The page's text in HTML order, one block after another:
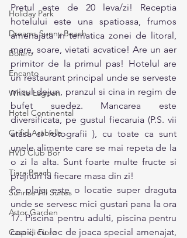
Holiday Park
Dreams Sunny Beach
Bolero
Encanto
White Lagoon
Hotel Continental
Grifid Arabella
HVD Club Bor
Tiara Beach
Sunrise All Suites
Astor Garden
Casa di Fiore
Pretul este de 20 leva/zi! Receptia
hotelului este una spatioasa, frumos
amenajata in tematica zonei de litoral,
mare, soare, vietati acvatice! Are un aer
primitor de la primul pas! Hotelul are
un restaurant principal unde se serveste
micul-dejun, pranzul si cina in regim de
bufet suedez. Mancarea este
diversificata, pe gustul fiecaruia (P.S. vii
atasa si fotografii ), cu toate ca sunt
unele alimente care se mai repeta de la
o zi la alta. Sunt foarte multe fructe si
prajituri la fiecare masa din zi!
Pe plaja, este o locatie super draguta
unde se servesc mici gustari pana la ora
17. Piscina pentru adulti, piscina pentru
copii, cu loc de joaca special amenajat,